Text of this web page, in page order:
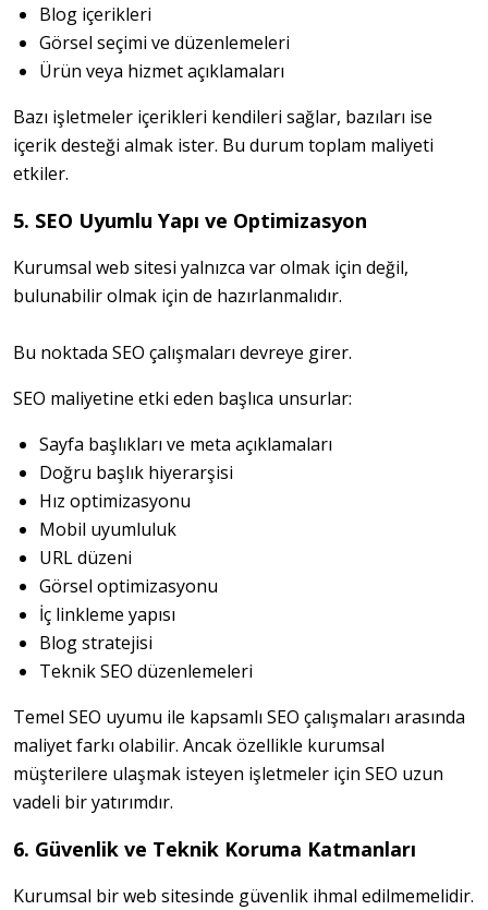
Blog içerikleri
Görsel seçimi ve düzenlemeleri
Ürün veya hizmet açıklamaları
Bazı işletmeler içerikleri kendileri sağlar, bazıları ise
içerik desteği almak ister. Bu durum toplam maliyeti
etkiler.
5. SEO Uyumlu Yapı ve Optimizasyon
Kurumsal web sitesi yalnızca var olmak için değil,
bulunabilir olmak için de hazırlanmalıdır.
Bu noktada SEO çalışmaları devreye girer.
SEO maliyetine etki eden başlıca unsurlar:
Sayfa başlıkları ve meta açıklamaları
Doğru başlık hiyerarşisi
Hız optimizasyonu
Mobil uyumluluk
URL düzeni
Görsel optimizasyonu
İç linkleme yapısı
Blog stratejisi
Teknik SEO düzenlemeleri
Temel SEO uyumu ile kapsamlı SEO çalışmaları arasında
maliyet farkı olabilir. Ancak özellikle kurumsal
müşterilere ulaşmak isteyen işletmeler için SEO uzun
vadeli bir yatırımdır.
6. Güvenlik ve Teknik Koruma Katmanları
Kurumsal bir web sitesinde güvenlik ihmal edilmemelidir.